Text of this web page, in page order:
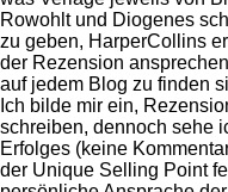
Rowohlt und Diogenes
zu geben, HarperCollins
der Rezension
auf jedem Blog zu finden
Ich bilde mir ein,
schreiben, dennoch sehe
Erfolges (keine
der Unique Selling Point